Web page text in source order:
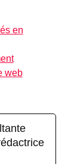
en
web